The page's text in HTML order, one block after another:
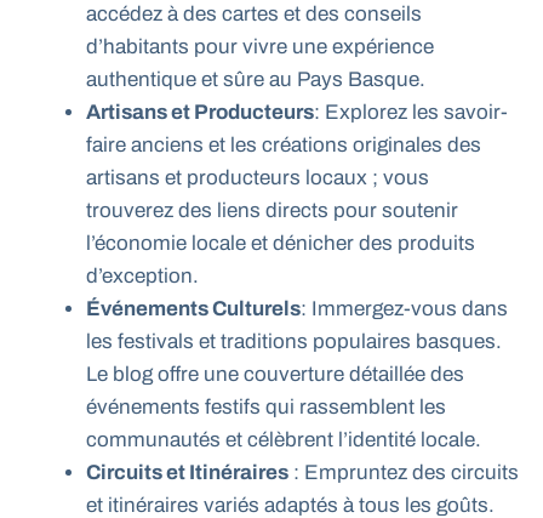
accédez à des cartes et des conseils
d’habitants pour vivre une expérience
authentique et sûre au Pays Basque.
Artisans et Producteurs: Explorez les savoir-
faire anciens et les créations originales des
artisans et producteurs locaux ; vous
trouverez des liens directs pour soutenir
l’économie locale et dénicher des produits
d’exception.
Événements Culturels: Immergez-vous dans
les festivals et traditions populaires basques.
Le blog offre une couverture détaillée des
événements festifs qui rassemblent les
communautés et célèbrent l’identité locale.
Circuits et Itinéraires : Empruntez des circuits
et itinéraires variés adaptés à tous les goûts.